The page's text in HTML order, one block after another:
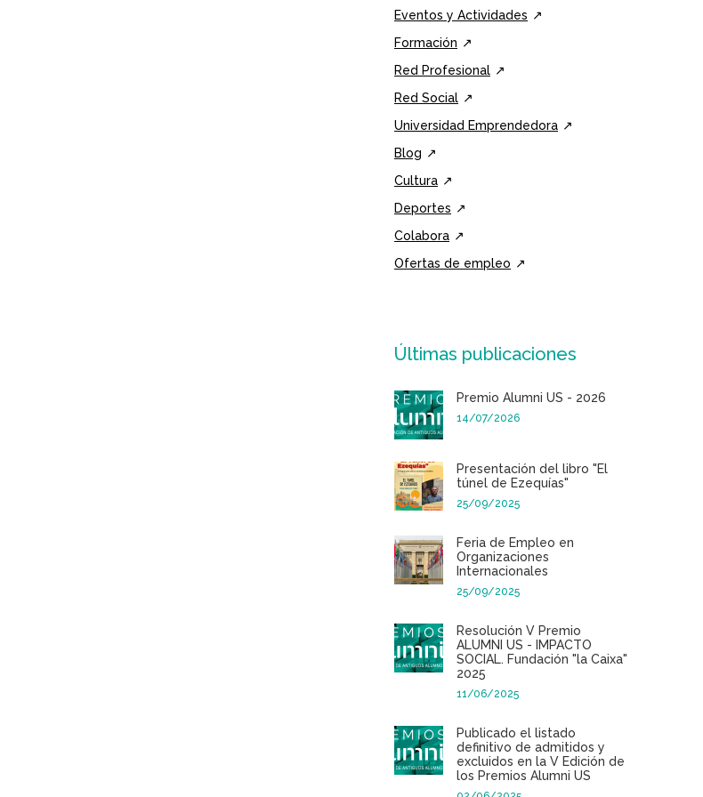
Eventos y Actividades
Formación
Red Profesional
Red Social
Universidad Emprendedora
Blog
Cultura
Deportes
Colabora
Ofertas de empleo
Últimas publicaciones
Premio Alumni US - 2026
14/07/2026
Presentación del libro "El
túnel de Ezequías"
25/09/2025
Feria de Empleo en
Organizaciones
Internacionales
25/09/2025
Resolución V Premio
ALUMNI US - IMPACTO
SOCIAL. Fundación "la Caixa"
2025
11/06/2025
Publicado el listado
definitivo de admitidos y
excluidos en la V Edición de
los Premios Alumni US